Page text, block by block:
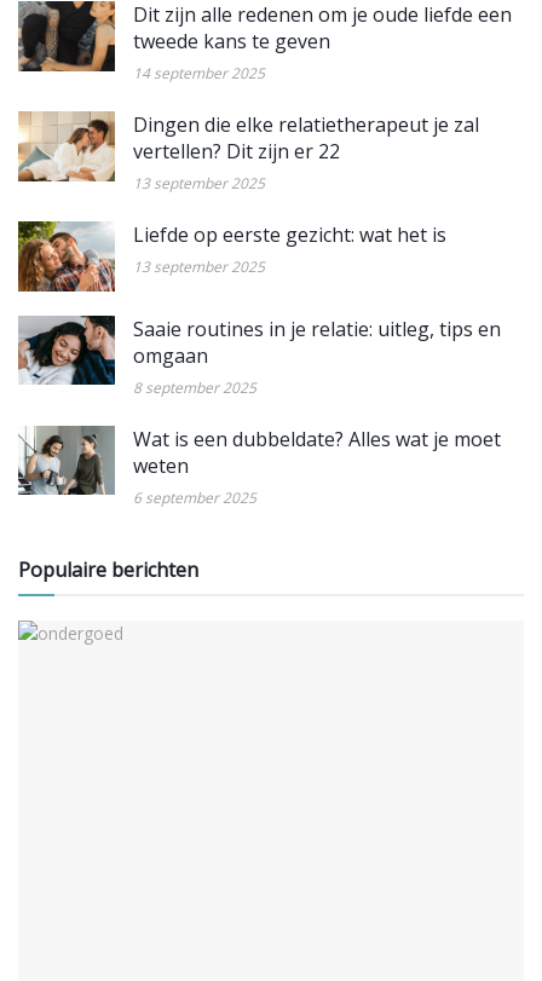
Dit zijn alle redenen om je oude liefde een
tweede kans te geven
14 september 2025
Dingen die elke relatietherapeut je zal
vertellen? Dit zijn er 22
13 september 2025
Liefde op eerste gezicht: wat het is
13 september 2025
Saaie routines in je relatie: uitleg, tips en
omgaan
8 september 2025
Wat is een dubbeldate? Alles wat je moet
weten
6 september 2025
Populaire berichten